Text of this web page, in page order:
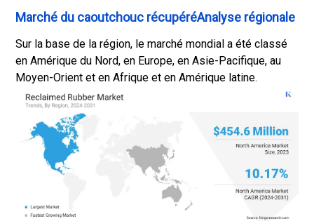
Marché du caoutchouc récupéréAnalyse régionale
Sur la base de la région, le marché mondial a été classé
en Amérique du Nord, en Europe, en Asie-Pacifique, au
Moyen-Orient et en Afrique et en Amérique latine.